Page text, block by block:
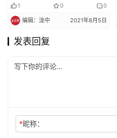
1 0 0
编辑：泷中 2021年8月5日
发表回复
*昵称：